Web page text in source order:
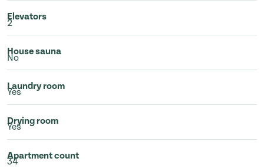
Elevators
2
House sauna
No
Laundry room
Yes
Drying room
Yes
Apartment count
34